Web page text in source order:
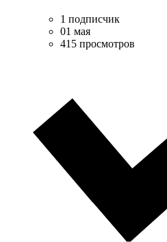
1 подписчик
01 мая
415 просмотров